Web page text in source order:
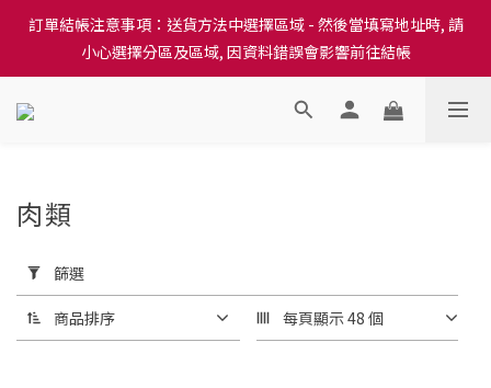
訂單結帳注意事項：送貨方法中選擇區域 - 然後當填寫地址時, 請
小心選擇分區及區域, 因資料錯誤會影響前往結帳
訂單結帳注意事項：送貨方法中選擇區域 - 然後當填寫地址時, 請
小心選擇分區及區域, 因資料錯誤會影響前往結帳
隆重推出本地培育田香雞、金棠雞、粵皇鷄及平原雞等，想食靚雞
用
篩
選
肉類
篩選
商品排序 每頁顯示 48 個